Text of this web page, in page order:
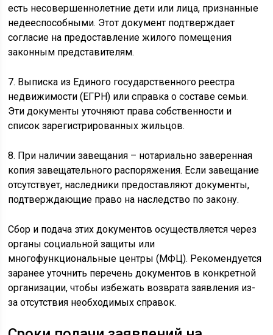
есть несовершеннолетние дети или лица, признанные
недееспособными. Этот документ подтверждает
согласие на предоставление жилого помещения
законным представителям.
7. Выписка из Единого государственного реестра
недвижимости (ЕГРН) или справка о составе семьи.
Эти документы уточняют права собственности и
список зарегистрированных жильцов.
8. При наличии завещания – нотариально заверенная
копия завещательного распоряжения. Если завещание
отсутствует, наследники предоставляют документы,
подтверждающие право на наследство по закону.
Сбор и подача этих документов осуществляется через
органы социальной защиты или
многофункциональные центры (МФЦ). Рекомендуется
заранее уточнить перечень документов в конкретной
организации, чтобы избежать возврата заявления из-
за отсутствия необходимых справок.